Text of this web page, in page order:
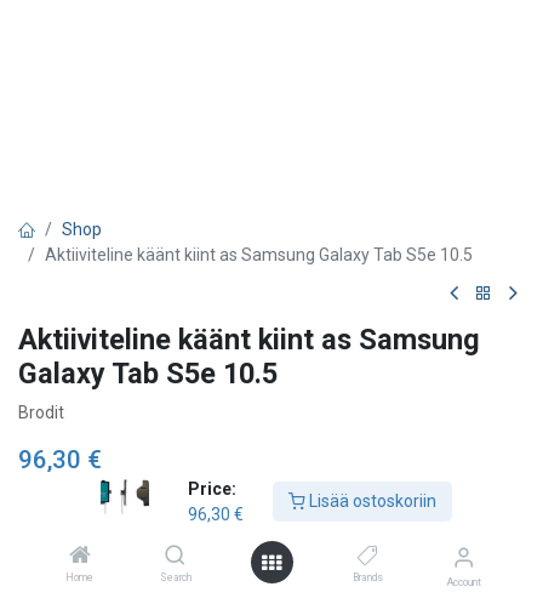
Price:
96,30 €
Lisää ostoskoriin
Home Search Brands Account
Shop
Aktiiviteline käänt kiint as Samsung Galaxy Tab S5e 10.5
Aktiiviteline käänt kiint as Samsung
Galaxy Tab S5e 10.5
Brodit
96,30 €
Lisää ostoskoriin